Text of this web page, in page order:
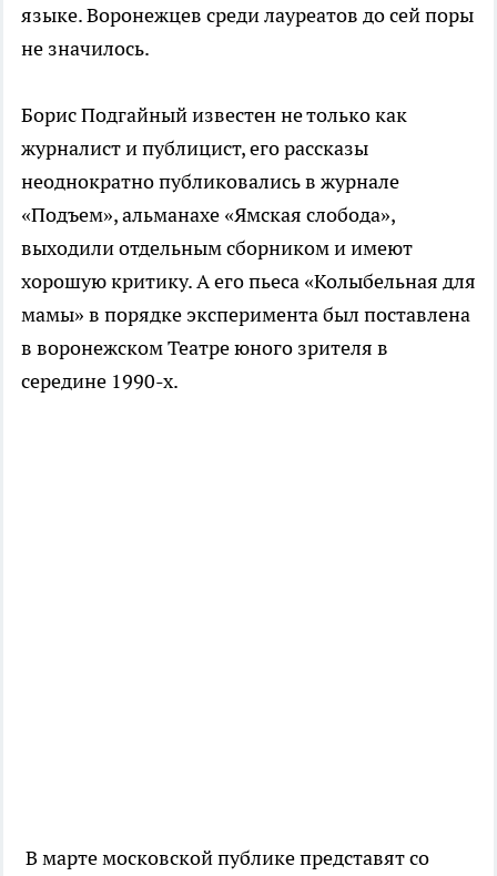
языке. Воронежцев среди лауреатов до сей поры
не значилось.
Борис Подгайный известен не только как
журналист и публицист, его рассказы
неоднократно публиковались в журнале
«Подъем», альманахе «Ямская слобода»,
выходили отдельным сборником и имеют
хорошую критику. А его пьеса «Колыбельная для
мамы» в порядке эксперимента был поставлена
в воронежском Театре юного зрителя в
середине 1990-х.
В марте московской публике представят со